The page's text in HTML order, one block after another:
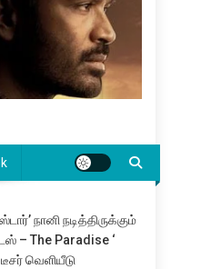
நானி நடித்திருக்கும்
– The Paradise ‘
வெளியீடு